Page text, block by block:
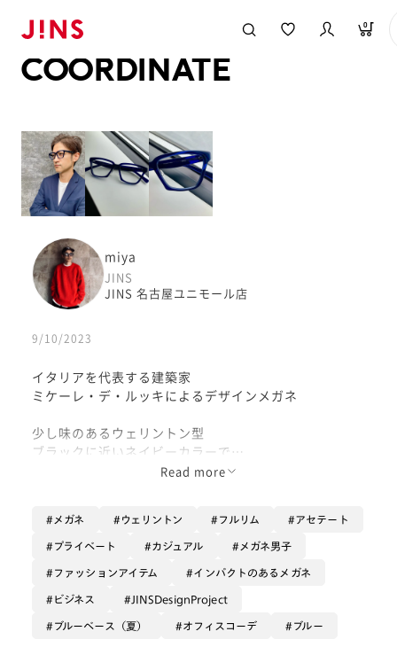
0
COORDINATE
miya
JINS
JINS 名古屋ユニモール店
9/10/2023
イタリアを代表する建築家
ミケーレ・デ・ルッキによるデザインメガネ
少し味のあるウェリントン型
ブラックに近いネイビーカラーで
一見ブラックに見えますが
誠実で落ち着いた印象を演出しながら
お仕事でもプライベートでも
二刀流でお使いいただけます♪
カラーを入れてもかっこいいと思います◎
Read more
メガネ ウェリントン フルリム アセテート
プライベート カジュアル メガネ男子
ファッションアイテム インパクトのあるメガネ
ビジネス JINSDesignProject
ブルーベース（夏） オフィスコーデ ブルー